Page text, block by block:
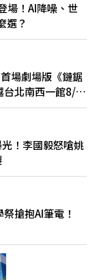
場！AI降噪、世
選？
場劇場版《鏈鋸
台北南西一館8/6
！李國毅怒嗆姚
搶抱AI筆電！